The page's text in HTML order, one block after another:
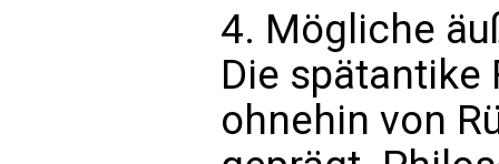
4. Mögliche
Die
ohnehin von